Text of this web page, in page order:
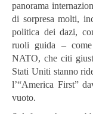
panorama
di sorpresa molti,
politica dei dazi,
ruoli guida –
NATO, che citi
Stati Uniti stanno
l’“America First”
vuoto.